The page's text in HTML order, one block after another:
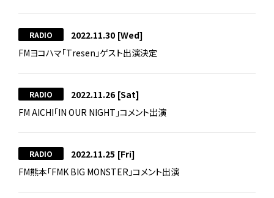
RADIO 2022.11.30 [Wed]
FMヨコハマ「Tresen」ゲスト出演決定
RADIO 2022.11.26 [Sat]
FM AICHI「IN OUR NIGHT」コメント出演
RADIO 2022.11.25 [Fri]
FM熊本「FMK BIG MONSTER」コメント出演